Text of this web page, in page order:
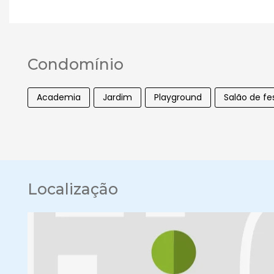
Condomínio
Academia Jardim Playground Salão de
Localização